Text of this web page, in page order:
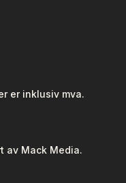
er inklusiv mva.
av Mack Media.